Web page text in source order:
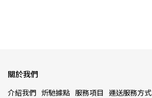
關於我們
介紹我們 炘馳據點 服務項目 運送服務方式